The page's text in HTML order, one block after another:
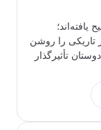
تاریکی را روشن
تأثیرگذار